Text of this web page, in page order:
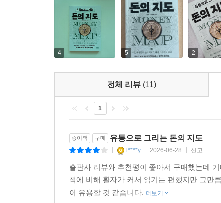
4 5 2
전체 리뷰 (11)
1
종이책 구매 유통으로 그리는 돈의 지도
l****y 2026-06-28 신고
출판사 리뷰와 추천평이 좋아서 구매했는데
책에 비해 활자가 커서 읽기는 편했지만 그만
이 유용할 것 같습니다. 더보기